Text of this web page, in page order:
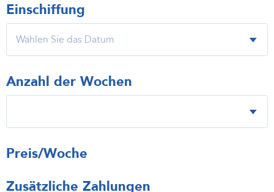
Einschiffung
Anzahl der Wochen
Preis/Woche
Zusätzliche Zahlungen